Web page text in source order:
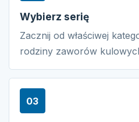
Wybierz serię
Zacznij od właściwej
rodziny zaworów
03